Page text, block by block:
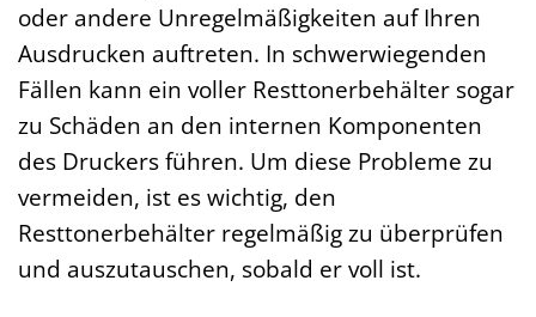
oder andere Unregelmäßigkeiten auf Ihren
Ausdrucken auftreten. In schwerwiegenden
Fällen kann ein voller Resttonerbehälter sogar
zu Schäden an den internen Komponenten
des Druckers führen. Um diese Probleme zu
vermeiden, ist es wichtig, den
Resttonerbehälter regelmäßig zu überprüfen
und auszutauschen, sobald er voll ist.